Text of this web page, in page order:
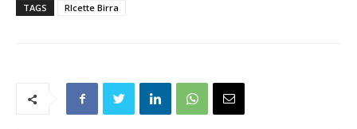
TAGS RIcette Birra